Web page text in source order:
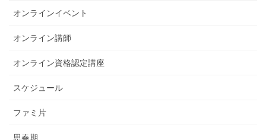
オンラインイベント
オンライン講師
オンライン資格認定講座
スケジュール
ファミ片
思春期